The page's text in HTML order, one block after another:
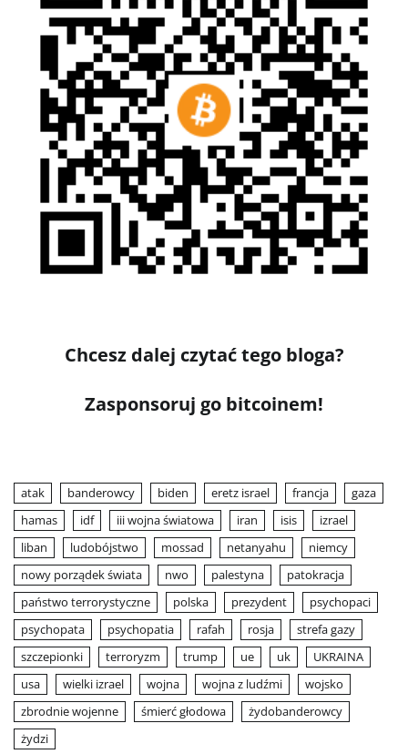
Chcesz dalej czytać tego bloga?
Zasponsoruj go bitcoinem!
atak banderowcy biden eretz israel francja
gaza
hamas
idf iii wojna światowa iran isis
izrael
liban
ludobójstwo mossad netanyahu
niemcy
nowy porządek świata
nwo palestyna
patokracja
państwo terrorystyczne
polska prezydent
psychopaci
psychopata
psychopatia rafah rosja
strefa gazy
szczepionki
terroryzm trump ue uk
UKRAINA
usa
wielki izrael wojna wojna z ludźmi
wojsko
zbrodnie wojenne
śmierć głodowa
żydobanderowcy
żydzi